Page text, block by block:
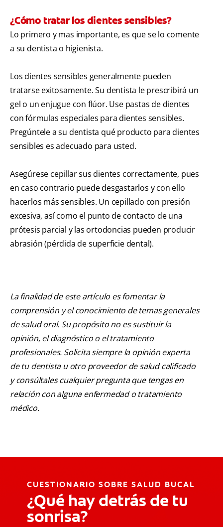
¿Cómo tratar los dientes sensibles?
Lo primero y mas importante, es que se lo comente
a su dentista o higienista.
Los dientes sensibles generalmente pueden
tratarse exitosamente. Su dentista le prescribirá un
gel o un enjugue con flúor. Use pastas de dientes
con fórmulas especiales para dientes sensibles.
Pregúntele a su dentista qué producto para dientes
sensibles es adecuado para usted.
Asegúrese cepillar sus dientes correctamente, pues
en caso contrario puede desgastarlos y con ello
hacerlos más sensibles. Un cepillado con presión
excesiva, así como el punto de contacto de una
prótesis parcial y las ortodoncias pueden producir
abrasión (pérdida de superficie dental).
La finalidad de este artículo es fomentar la
comprensión y el conocimiento de temas generales
de salud oral. Su propósito no es sustituir la
opinión, el diagnóstico o el tratamiento
profesionales. Solicita siempre la opinión experta
de tu dentista u otro proveedor de salud calificado
y consúltales cualquier pregunta que tengas en
relación con alguna enfermedad o tratamiento
médico.
CUESTIONARIO SOBRE SALUD BUCAL
¿Qué hay detrás de tu
sonrisa?